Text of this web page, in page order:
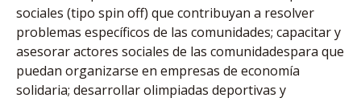
sociales (tipo spin off) que contribuyan a resolver
problemas específicos de las comunidades; capacitar y
asesorar actores sociales de las comunidadespara que
puedan organizarse en empresas de economía
solidaria; desarrollar olimpiadas deportivas y